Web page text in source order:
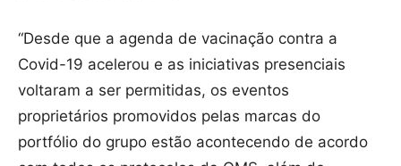
“Desde que a agenda de vacinação contra a
Covid-19 acelerou e as iniciativas presenciais
voltaram a ser permitidas, os eventos
proprietários promovidos pelas marcas do
portfólio do grupo estão acontecendo de acordo